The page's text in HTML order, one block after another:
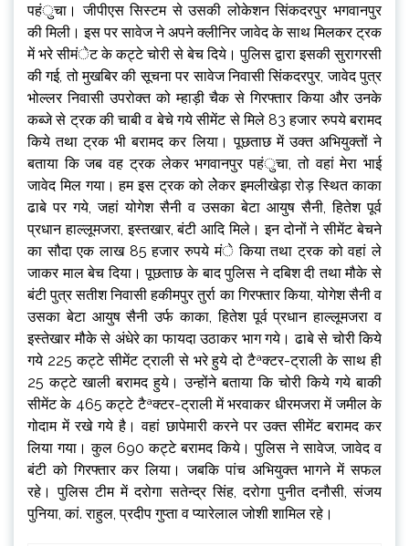
पहंुचा। जीपीएस सिस्टम से उसकी लोकेशन सिंकदरपुर भगवानपुर
की मिली। इस पर सावेज ने अपने क्लीनिर जावेद के साथ मिलकर ट्रक
में भरे सीमंेट के कट्टे चोरी से बेच दिये। पुलिस द्वारा इसकी सुरागरसी
की गई, तो मुखबिर की सूचना पर सावेज निवासी सिंकदरपुर, जावेद पुत्र
भोल्लर निवासी उपरोक्त को म्हाड़ी चैक से गिरफ्तार किया और उनके
कब्जे से ट्रक की चाबी व बेचे गये सीमेंट से मिले 83 हजार रुपये बरामद
किये तथा ट्रक भी बरामद कर लिया। पूछताछ में उक्त अभियुक्तों ने
बताया कि जब वह ट्रक लेकर भगवानपुर पहंुचा, तो वहां मेरा भाई
जावेद मिल गया। हम इस ट्रक को लेेकर इमलीखेड़ा रोड़ स्थित काका
ढाबे पर गये, जहां योगेश सैनी व उसका बेटा आयुष सैनी, हितेश पूर्व
प्रधान हाल्लूमजरा, इस्तखार, बंटी आदि मिले। इन दोनों ने सीमेंट बेचने
का सौदा एक लाख 85 हजार रुपये मंे किया तथा ट्रक को वहां ले
जाकर माल बेच दिया। पूछताछ के बाद पुलिस ने दबिश दी तथा मौके से
बंटी पुत्र सतीश निवासी हकीमपुर तुर्रा का गिरफ्तार किया, योगेश सैनी व
उसका बेटा आयुष सैनी उर्फ काका, हितेश पूर्व प्रधान हाल्लूमजरा व
इस्तेखार मौके से अंधेरे का फायदा उठाकर भाग गये। ढाबे से चोरी किये
गये 225 कट्टे सीमेंट ट्राली से भरे हुये दो टैªक्टर-ट्राली के साथ ही
25 कट्टे खाली बरामद हुये। उन्होंने बताया कि चोरी किये गये बाकी
सीमेंट के 465 कट्टे टैªक्टर-ट्राली में भरवाकर धीरमजरा में जमील के
गोदाम में रखे गये है। वहां छापेमारी करने पर उक्त सीमेंट बरामद कर
लिया गया। कुल 690 कट्टे बरामद किये। पुलिस ने सावेज, जावेद व
बंटी को गिरफ्तार कर लिया। जबकि पांच अभियुक्त भागने में सफल
रहे। पुलिस टीम में दरोगा सतेन्द्र सिंह, दरोगा पुनीत दनौसी, संजय
पुनिया, कां. राहुल, प्रदीप गुप्ता व प्यारेलाल जोशी शामिल रहे।